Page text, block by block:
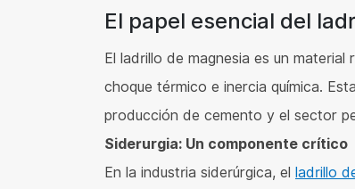
El papel esencial del
El ladrillo de magnesia es un
choque térmico e inercia química.
producción de cemento y el sector
Siderurgia: Un componente crítico
En la industria siderúrgica, el ladrillo